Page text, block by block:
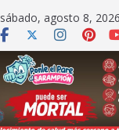
sábado, agosto 8, 2026